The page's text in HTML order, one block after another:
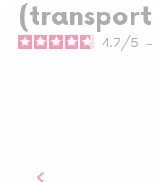
(transport
4.7/5 -